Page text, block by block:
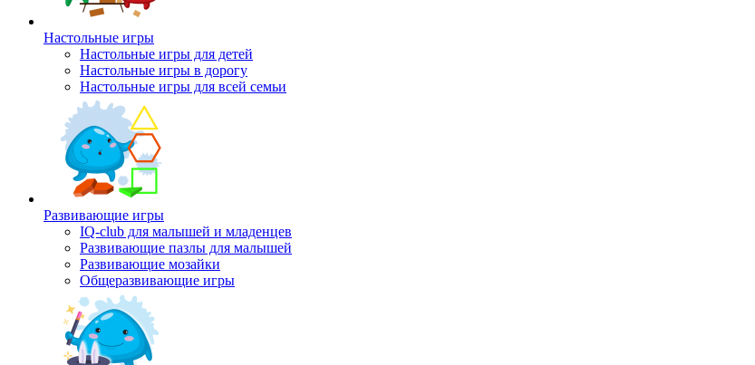
Настольные игры
Настольные игры для детей
Настольные игры в дорогу
Настольные игры для всей семьи
Развивающие игры
IQ-club для малышей и младенцев
Развивающие пазлы для малышей
Развивающие мозайки
Общеразвивающие игры